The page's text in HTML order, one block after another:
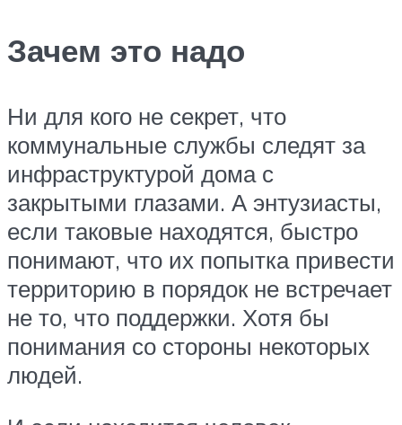
Зачем это надо
Ни для кого не секрет, что
коммунальные службы следят за
инфраструктурой дома с
закрытыми глазами. А энтузиасты,
если таковые находятся, быстро
понимают, что их попытка привести
территорию в порядок не встречает
не то, что поддержки. Хотя бы
понимания со стороны некоторых
людей.